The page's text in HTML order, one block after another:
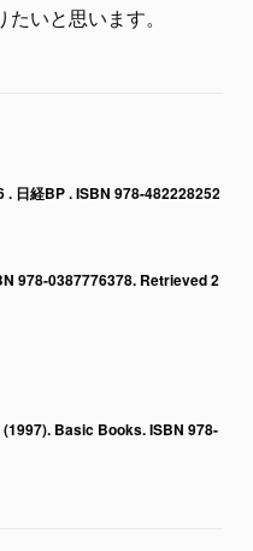
いと思います。
. 日経BP . ISBN 978-482228252
978-0387776378. Retrieved 2
Basic Books. ISBN 978-